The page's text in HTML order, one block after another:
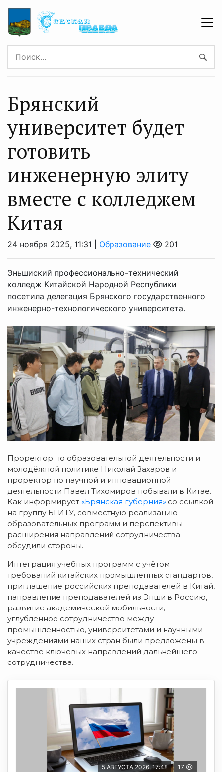
Брянский
университет будет
готовить
инженерную элиту
вместе с колледжем
Китая
24 ноября 2025, 11:31 | Образование 201
Эньшиский профессионально-технический
колледж Китайской Народной Республики
посетила делегация Брянского государственного
инженерно-технологического университета.
Проректор по образовательной деятельности и
молодёжной политике Николай Захаров и
проректор по научной и инновационной
деятельности Павел Тихомиров побывали в Китае.
Как информирует «Брянская губерния» со ссылкой
на группу БГИТУ, совместную реализацию
образовательных программ и перспективы
расширения направлений сотрудничества
обсудили стороны.
Интеграция учебных программ с учётом
требований китайских промышленных стандартов,
приглашение российских преподавателей в Китай,
направление преподавателей из Энши в Россию,
развитие академической мобильности,
углубленное сотрудничество между
промышленностью, университетами и научными
учреждениями наших стран были предложены в
качестве ключевых направлений дальнейшего
сотрудничества.
5 АВГУСТА 2026, 17:48 17